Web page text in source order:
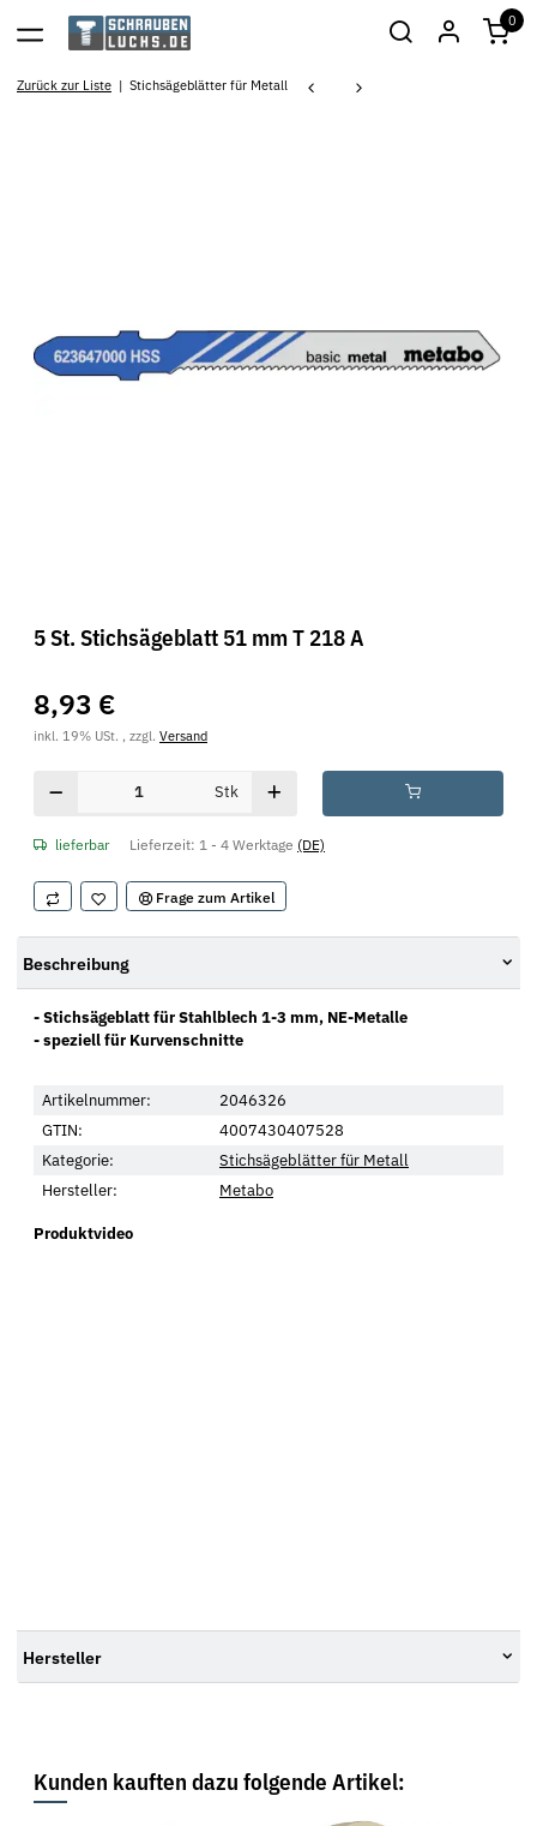
0
Zurück zur Liste Stichsägeblätter für Metall
5 St. Stichsägeblatt 51 mm T 218 A
8,93 €
inkl. 19% USt. , zzgl. Versand
Stk
lieferbar Lieferzeit: 1 - 4 Werktage (DE)
Frage zum Artikel
Beschreibung
- Stichsägeblatt für Stahlblech 1-3 mm, NE-Metalle
- speziell für Kurvenschnitte
Artikelnummer:
2046326
GTIN:
4007430407528
Kategorie:
Stichsägeblätter für Metall
Hersteller:
Metabo
Produktvideo
Hersteller
Kunden kauften dazu folgende Artikel: